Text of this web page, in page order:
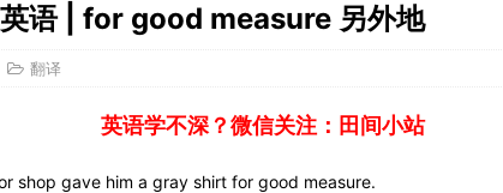
语 | for good measure 另外地
翻译
英语学不深？微信关注：田间小站
shop gave him a gray shirt for good measure.